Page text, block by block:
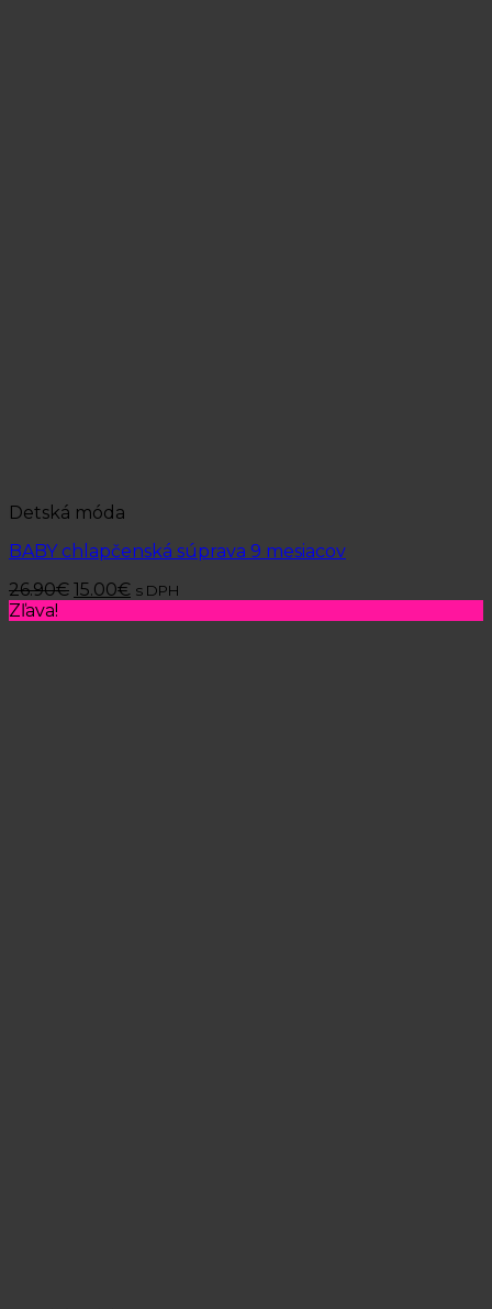
Detská móda
BABY chlapčenská súprava 9 mesiacov
26.90€ 15.00€ s DPH
Zľava!